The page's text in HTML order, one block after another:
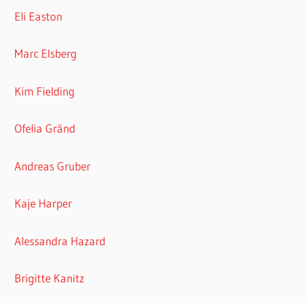
Eli Easton
Marc Elsberg
Kim Fielding
Ofelia Gränd
Andreas Gruber
Kaje Harper
Alessandra Hazard
Brigitte Kanitz